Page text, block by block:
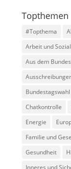
Topthemen
#Topthema
Arbeit und
Aus dem
Bundestagswahl
Chatkontrolle
Energie
Familie und
Gesundheit